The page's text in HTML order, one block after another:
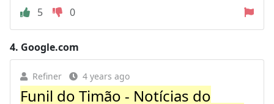
5
0
4. Google.com
Refiner 4 years ago
Funil do Timão - Notícias do